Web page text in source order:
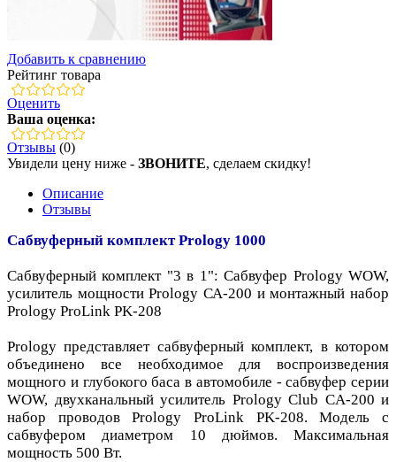
Добавить к сравнению
Рейтинг товара
Оценить
Ваша оценка:
Отзывы (0)
Увидели цену ниже - ЗВОНИТЕ, сделаем скидку!
Описание
Отзывы
Сабвуферный комплект Prology 1000
Сабвуферный комплект "3 в 1": Сабвуфер Prology WOW,
усилитель мощности Prology СА-200 и монтажный набор
Prology ProLink PK-208
Prology представляет сабвуферный комплект, в котором
объединено все необходимое для воспроизведения
мощного и глубокого баса в автомобиле - сабвуфер cерии
WOW, двухканальный усилитель Prology Club CA-200 и
набор проводов Prology ProLink PK-208. Модель с
сабвуфером диаметром 10 дюймов. Максимальная
мощность 500 Вт.